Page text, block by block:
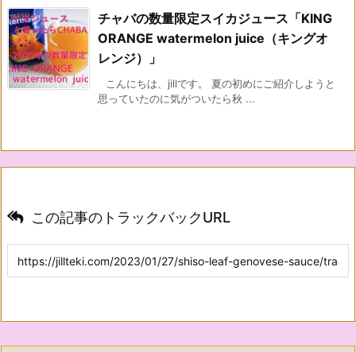
チャバの数量限定スイカジュース「KING
ORANGE watermelon juice（キングオ
レンジ）」
こんにちは、jillです。 夏の初めにご紹介しようと
思っていたのに気がついたら秋 ...
この記事のトラックバックURL